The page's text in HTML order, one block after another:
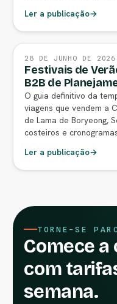
Ler a publicação→
28 DE JUNHO DE
Festivais de
B2B de
O guia definitivo da
viagens que vendem a
de Lama de Boryeong,
costeiros e
Ler a publicação→
TORNE-SE
Comece a
com
semana.